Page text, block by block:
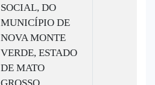
SOCIAL, DO
MUNICÍPIO DE
NOVA MONTE
VERDE, ESTADO
DE MATO